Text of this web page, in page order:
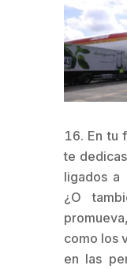
En tu
te
ligados a
¿O
como los
en las